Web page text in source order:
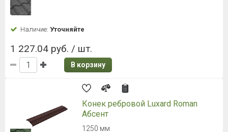
Наличие: Уточняйте
1 227.04 руб. / шт.
В корзину
Конек ребровой Luxard Roman
Абсент
1250 мм